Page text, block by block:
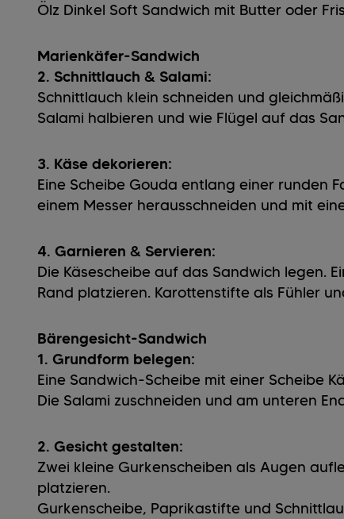
Ölz Dinkel Soft Sandwich mit Butter oder
Marienkäfer-Sandwich
2. Schnittlauch & Salami:
Schnittlauch klein schneiden und
Salami halbieren und wie Flügel auf das
3. Käse dekorieren:
Eine Scheibe Gouda entlang einer runden
einem Messer herausschneiden und mit
4. Garnieren & Servieren:
Die Käsescheibe auf das Sandwich legen.
Rand platzieren. Karottenstifte als Fühler
Bärengesicht-Sandwich
1. Grundform belegen:
Eine Sandwich-Scheibe mit einer Scheibe
Die Salami zuschneiden und am unteren
2. Gesicht gestalten:
Zwei kleine Gurkenscheiben als Augen
platzieren.
Gurkenscheibe, Paprikastifte und